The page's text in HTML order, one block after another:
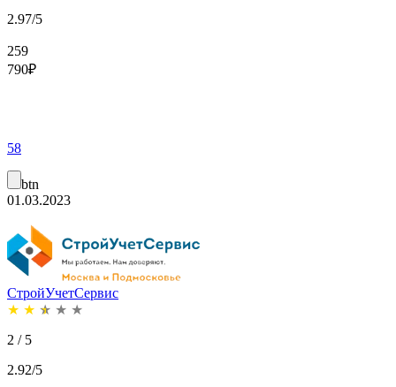
2.97/5
259
790₽
58
btn
01.03.2023
СтройУчетСервис
★ ★ ★ ★ ★
2 / 5
2.92/5